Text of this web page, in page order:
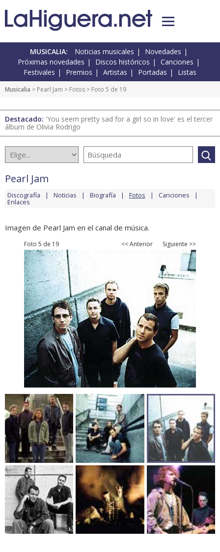
MUSICALIA: Noticias musicales
Novedades
Próximas novedades
Discos históricos
Canciones
Festivales
Premios Artistas Portadas Listas
Musicalia > Pearl Jam > Fotos > Foto 5 de 19
Destacado: 'You seem pretty sad for a girl so in love' es el tercer
álbum de Olivia Rodrigo
Pearl Jam
Discografía Noticias Biografía Fotos Canciones
Enlaces
Imagen de Pearl Jam en el canal de música.
Foto 5 de 19 << Anterior Siguiente >>